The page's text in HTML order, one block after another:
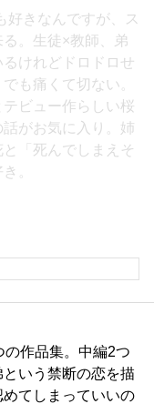
好きなんですが、ス
る。生徒×教師、弟
けれどドロドロせ
も痛くて切ない。
ビュー作らしい桜
がお気に入り。姉
「死んでしまえそ
。
作品集。中編2つ
いう禁断の恋を描
てしまっていいの